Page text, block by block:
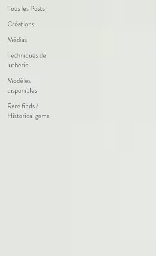
Tous les Posts
Créations
Médias
Techniques de
lutherie
Modèles
disponibles
Rare finds /
Historical gems